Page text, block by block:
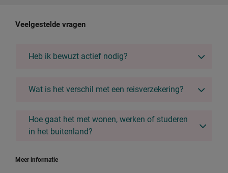
Veelgestelde vragen
Heb ik bewuzt actief nodig?
Wat is het verschil met een reisverzekering?
Hoe gaat het met wonen, werken of studeren
in het buitenland?
Meer informatie